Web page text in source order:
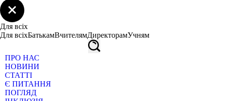
Для всіх
Для всіхБатькамВчителямДиректорамУчням
ПРО НАС
НОВИНИ
СТАТТІ
Є ПИТАННЯ
ПОГЛЯД